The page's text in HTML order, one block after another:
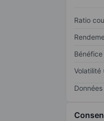
Ratio
Volatilité